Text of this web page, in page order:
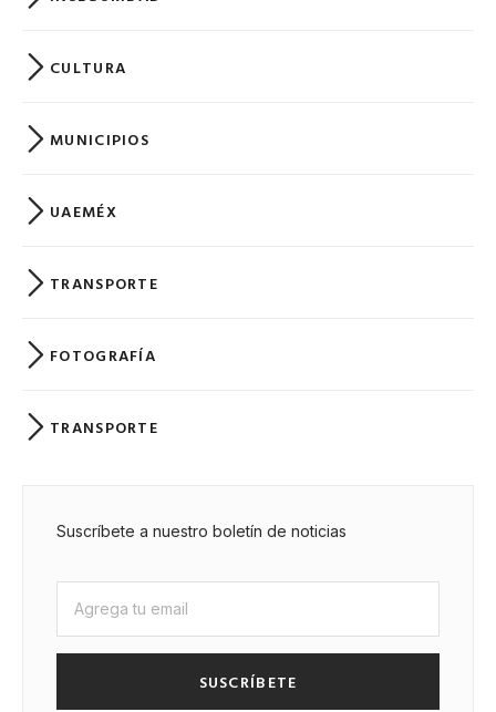
CULTURA
MUNICIPIOS
UAEMÉX
TRANSPORTE
FOTOGRAFÍA
TRANSPORTE
Suscríbete a nuestro boletín de noticias
SUSCRÍBETE